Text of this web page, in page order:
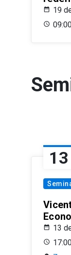
19
13
13